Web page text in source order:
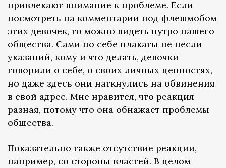
привлекают внимание к проблеме. Если
посмотреть на комментарии под флешмобом
этих девочек, то можно видеть нутро нашего
общества. Сами по себе плакаты не несли
указаний, кому и что делать, девочки
говорили о себе, о своих личных ценностях,
но даже здесь они наткнулись на обвинения
в свой адрес. Мне нравится, что реакция
разная, потому что она обнажает проблемы
общества.
Показательно также отсутствие реакции,
например, со стороны властей. В целом